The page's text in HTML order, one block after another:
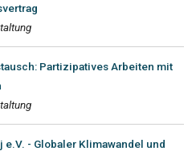
Partizipatives Arbeiten mit
e.V. - Globaler Klimawandel und